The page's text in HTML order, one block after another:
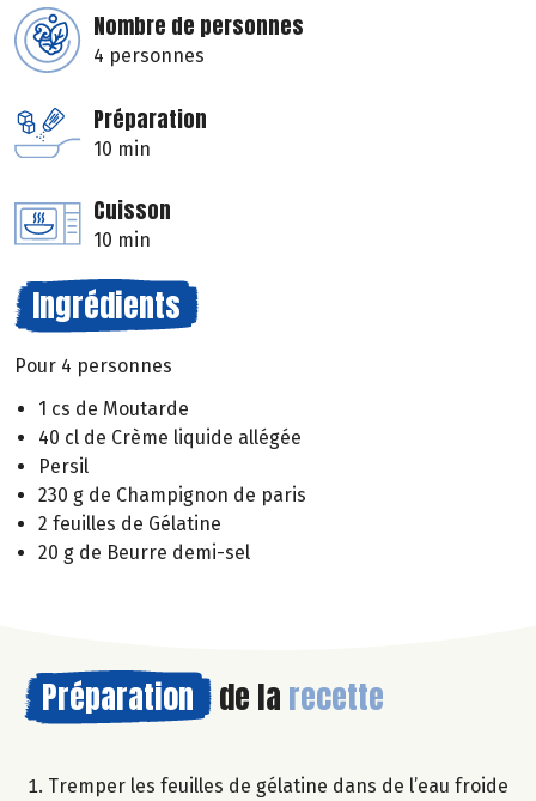
Nombre de personnes
4 personnes
Préparation
10 min
Cuisson
10 min
Ingrédients
Pour 4 personnes
1 cs de Moutarde
40 cl de Crème liquide allégée
Persil
230 g de Champignon de paris
2 feuilles de Gélatine
20 g de Beurre demi-sel
Préparation de la recette
Tremper les feuilles de gélatine dans de l’eau froide